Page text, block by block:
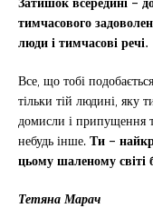
тимчасового
люди і тимчасові речі.
Все, що тобі
тільки тій людині, яку
домисли і припущення
небудь інше.Ти –
цьому шаленому
Тетяна Марач